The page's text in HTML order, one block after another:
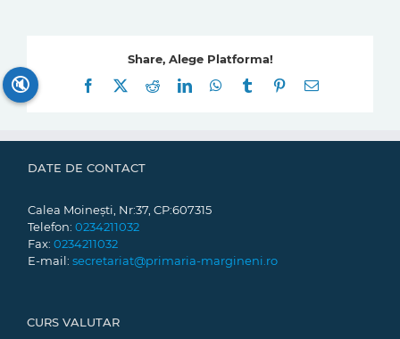
Share, Alege Platforma!
Facebook
RedditLinkedInWhatsApp
Tumblr Pinterest
E-
DATE DE CONTACT
Calea Moinești, Nr:37, CP:607315
Telefon: 0234211032
Fax: 0234211032
E-mail: secretariat@primaria-margineni.ro
CURS VALUTAR
🔇